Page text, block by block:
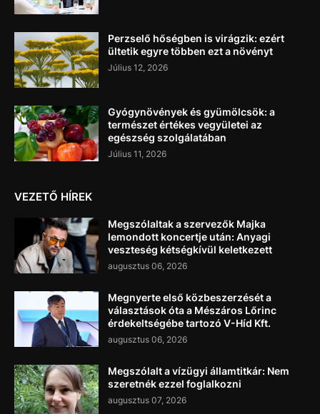
Perzselő hőségben is virágzik: ezért
ültetik egyre többen ezt a növényt
Július 12, 2026
Gyógynövények és gyümölcsök: a
természet értékes vegyületei az
egészség szolgálatában
Július 11, 2026
VEZETŐ HÍREK
Megszólaltak a szervezők Majka
lemondott koncertje után: Anyagi
veszteség kétségkívül keletkezett
augusztus 06, 2026
Megnyerte első közbeszerzését a
választások óta a Mészáros Lőrinc
érdekeltségébe tartozó V-Híd Kft.
augusztus 06, 2026
Megszólalt a vízügyi államtitkár: Nem
szeretnék ezzel foglalkozni
augusztus 07, 2026